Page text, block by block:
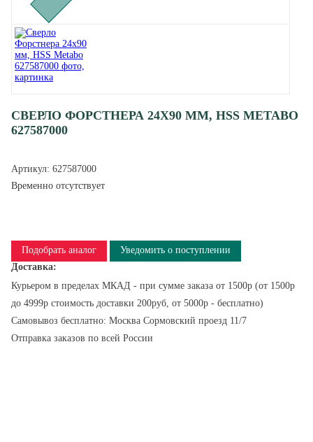
СВЕРЛО ФОРСТНЕРА 24Х90 ММ, HSS METABO
627587000
Артикул: 627587000
Временно отсутствует
Подобрать аналог
Уведомить о поступлении
Доставка:
Курьером в пределах МКАД - при сумме заказа от 1500р (от 1500р
до 4999р стоимость доставки 200руб, от 5000р - бесплатно)
Самовывоз бесплатно: Москва Сормовский проезд 11/7
Отправка заказов по всей России